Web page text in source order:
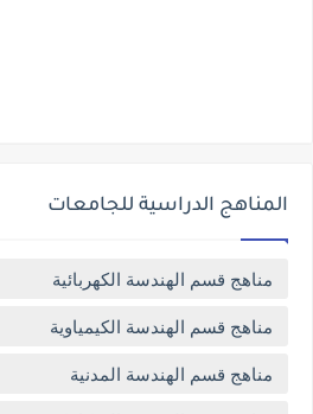
المناهج الدراسية للجامعات
مناهج قسم الهندسة الكهربائية
مناهج قسم الهندسة الكيمياوية
مناهج قسم الهندسة المدنية